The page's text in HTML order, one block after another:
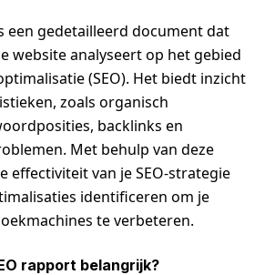
een gedetailleerd document dat
website analyseert op het gebied
(SEO). Het biedt inzicht
zoals organisch
backlinks en
Met behulp van deze
effectiviteit van je SEO-strategie
identificeren om je
te verbeteren.
rapport belangrijk?